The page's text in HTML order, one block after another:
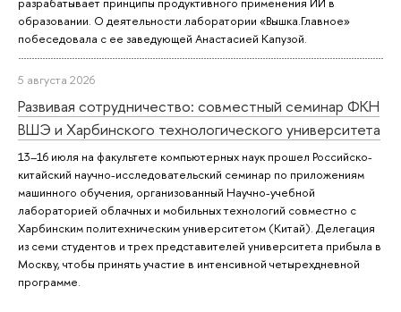
образовании. О деятельности лаборатории «Вышка.Главное»
побеседовала с ее заведующей Анастасией Капузой.
5 августа 2026
Развивая сотрудничество: совместный семинар ФКН
ВШЭ и Харбинского технологического университета
13–16 июля на факультете компьютерных наук прошел Российско-
китайский научно-исследовательский семинар по приложениям
машинного обучения, организованный Научно-учебной
лабораторией облачных и мобильных технологий совместно с
Харбинским политехническим университетом (Китай). Делегация
из семи студентов и трех представителей университета прибыла в
Москву, чтобы принять участие в интенсивной четырехдневной
программе.